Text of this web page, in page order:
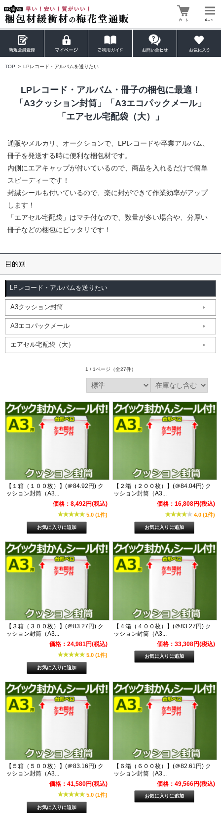
TOP > LPレコード・アルバムを送りたい
LPレコード・アルバム・冊子の梱包に最適！
「A3クッション封筒」「A3エコパックメール」
「エアセル宅配袋（大）」
通販やメルカリ、オークションで、LPレコードや卒業アルバム、
冊子を発送する時に便利な梱包材です。
内側にエアキャップが付いているので、商品を入れるだけで簡単
スピーディーです！
封緘シールも付いているので、楽に封ができて作業効率がアップ
します！
「エアセル宅配袋」はマチ付なので、数量が多い場合や、分厚い
冊子などの梱包にピッタリです！
目的別
LPレコード・アルバムを送りたい
A3クッション封筒
A3エコパックメール
エアセル宅配袋（大）
1 / 1ページ （全27件）
【１箱（１００枚）】(＠84.92円) ク
ッション封筒（A3...
価格：8,492円(税込)
5.0 (1件)
【２箱（２００枚）】(＠84.04円) ク
ッション封筒（A3...
価格：16,808円(税込)
4.0 (1件)
【３箱（３００枚）】(＠83.27円) ク
ッション封筒（A3...
価格：24,981円(税込)
5.0 (1件)
【４箱（４００枚）】(＠83.27円) ク
ッション封筒（A3...
価格：33,308円(税込)
【５箱（５００枚）】(＠83.16円) ク
ッション封筒（A3...
価格：41,580円(税込)
5.0 (1件)
【６箱（６００枚）】(＠82.61円) ク
ッション封筒（A3...
価格：49,566円(税込)